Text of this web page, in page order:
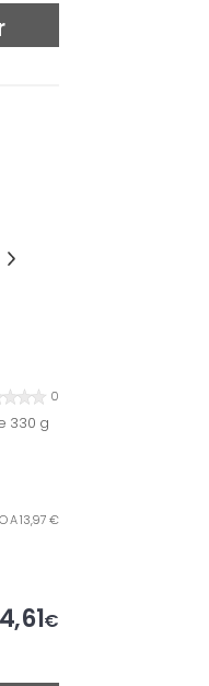
0
330 g
A 13,97 €
4,61€